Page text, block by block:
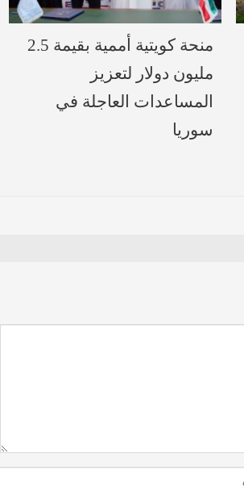
منحة كويتية أممية بقيمة 2.5
مليون دولار لتعزيز
المساعدات العاجلة في
سوريا